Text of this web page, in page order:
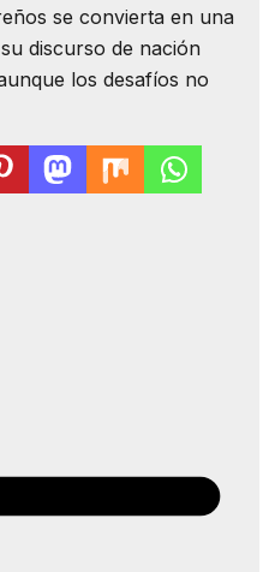
se convierta en una
discurso de nación
los desafíos no